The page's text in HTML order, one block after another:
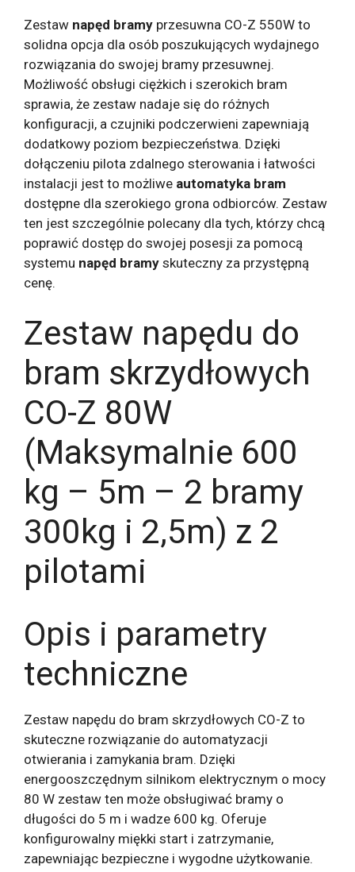
Zestaw napęd bramy przesuwna CO-Z 550W to
solidna opcja dla osób poszukujących wydajnego
rozwiązania do swojej bramy przesuwnej.
Możliwość obsługi ciężkich i szerokich bram
sprawia, że ​​zestaw nadaje się do różnych
konfiguracji, a czujniki podczerwieni zapewniają
dodatkowy poziom bezpieczeństwa. Dzięki
dołączeniu pilota zdalnego sterowania i łatwości
instalacji jest to możliwe automatyka bram
dostępne dla szerokiego grona odbiorców. Zestaw
ten jest szczególnie polecany dla tych, którzy chcą
poprawić dostęp do swojej posesji za pomocą
systemu napęd bramy skuteczny za przystępną
cenę.
Zestaw napędu do
bram skrzydłowych
CO-Z 80W
(Maksymalnie 600
kg – 5m – 2 bramy
300kg i 2,5m) z 2
pilotami
Opis i parametry
techniczne
Zestaw napędu do bram skrzydłowych CO-Z to
skuteczne rozwiązanie do automatyzacji
otwierania i zamykania bram. Dzięki
energooszczędnym silnikom elektrycznym o mocy
80 W zestaw ten może obsługiwać bramy o
długości do 5 m i wadze 600 kg. Oferuje
konfigurowalny miękki start i zatrzymanie,
zapewniając bezpieczne i wygodne użytkowanie.